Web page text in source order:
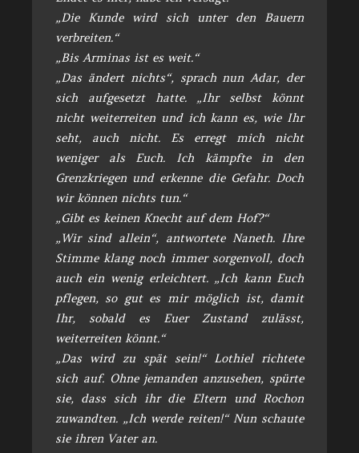
„Die Kunde wird sich unter den Bauern
verbreiten.“
„Bis Arminas ist es weit.“
„Das ändert nichts“, sprach nun Adar, der
sich aufgesetzt hatte. „Ihr selbst könnt
nicht weiterreiten und ich kann es, wie Ihr
seht, auch nicht. Es erregt mich nicht
weniger als Euch. Ich kämpfte in den
Grenzkriegen und erkenne die Gefahr. Doch
wir können nichts tun.“
„Gibt es keinen Knecht auf dem Hof?“
„Wir sind allein“, antwortete Naneth. Ihre
Stimme klang noch immer sorgenvoll, doch
auch ein wenig erleichtert. „Ich kann Euch
pflegen, so gut es mir möglich ist, damit
Ihr, sobald es Euer Zustand zulässt,
weiterreiten könnt.“
„Das wird zu spät sein!“ Lothiel richtete
sich auf. Ohne jemanden anzusehen, spürte
sie, dass sich ihr die Eltern und Rochon
zuwandten. „Ich werde reiten!“ Nun schaute
sie ihren Vater an.